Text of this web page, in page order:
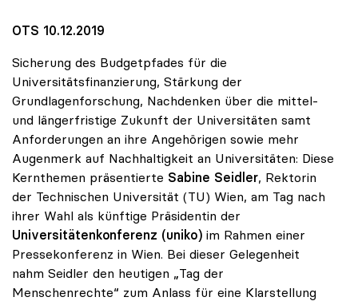
OTS 10.12.2019
Sicherung des Budgetpfades für die
Universitätsfinanzierung, Stärkung der
Grundlagenforschung, Nachdenken über die mittel-
und längerfristige Zukunft der Universitäten samt
Anforderungen an ihre Angehörigen sowie mehr
Augenmerk auf Nachhaltigkeit an Universitäten: Diese
Kernthemen präsentierte Sabine Seidler, Rektorin
der Technischen Universität (TU) Wien, am Tag nach
ihrer Wahl als künftige Präsidentin der
Universitätenkonferenz (uniko) im Rahmen einer
Pressekonferenz in Wien. Bei dieser Gelegenheit
nahm Seidler den heutigen „Tag der
Menschenrechte“ zum Anlass für eine Klarstellung